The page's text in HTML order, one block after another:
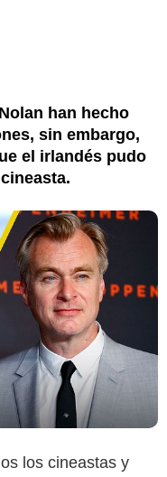
han hecho
sin embargo,
el irlandés pudo
los cineastas y